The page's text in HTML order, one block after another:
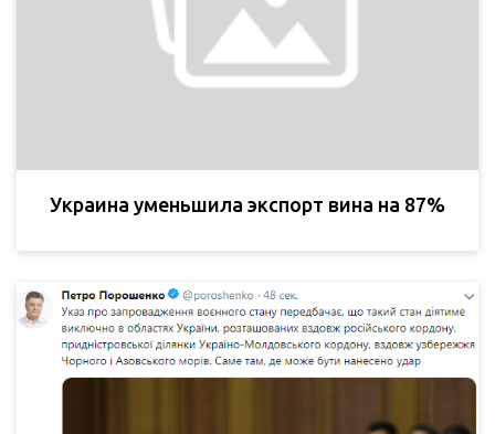
Украина уменьшила экспорт вина на 87%